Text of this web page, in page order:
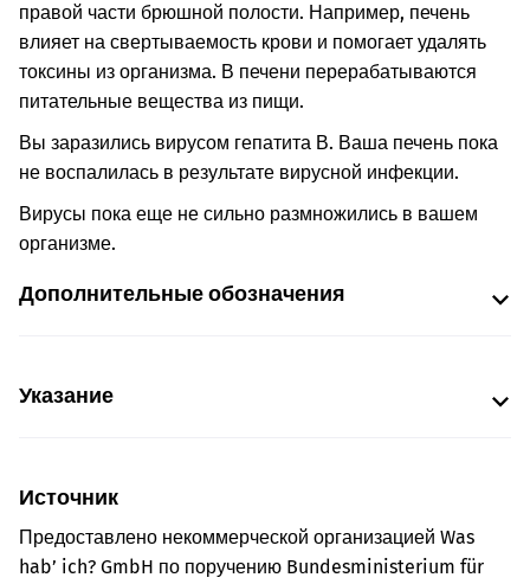
правой части брюшной полости. Например, печень
влияет на свертываемость крови и помогает удалять
токсины из организма. В печени перерабатываются
питательные вещества из пищи.
Вы заразились вирусом гепатита В. Ваша печень пока
не воспалилась в результате вирусной инфекции.
Вирусы пока еще не сильно размножились в вашем
организме.
Дополнительные обозначения
Указание
Источник
Предоставлено некоммерческой организацией Was
hab’ ich? GmbH по поручению Bundesministerium für